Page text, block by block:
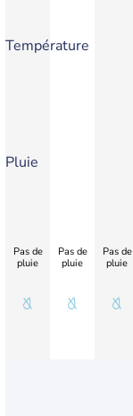
Température
Pluie
Pas de
pluie
Pas de
pluie
Pas de
pluie